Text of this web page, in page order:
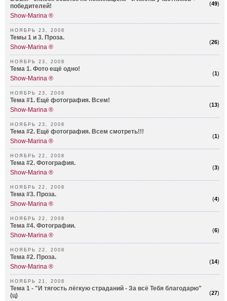
(49)
победителей!
Show-Marina ®
НОЯБРЬ 23, 2008
(26)
Темы 1 и 3. Проза.
Show-Marina ®
НОЯБРЬ 23, 2008
(1)
Тема 1. Фото ещё одно!
Show-Marina ®
НОЯБРЬ 23, 2008
(13)
Тема #1. Ещё фотография. Всем!
Show-Marina ®
НОЯБРЬ 23, 2008
(1)
Тема #2. Ещё фотография. Всем смотреть!!!
Show-Marina ®
НОЯБРЬ 22, 2008
(3)
Тема #2. Фотография.
Show-Marina ®
НОЯБРЬ 22, 2008
(4)
Тема #3. Проза.
Show-Marina ®
НОЯБРЬ 22, 2008
(6)
Тема #4. Фотографии.
Show-Marina ®
НОЯБРЬ 22, 2008
(14)
Тема #2. Проза.
Show-Marina ®
НОЯБРЬ 21, 2008
(27)
Тема 1 - "И тягость лёгкую страданий - За всё Тебя благодарю"
(ц)